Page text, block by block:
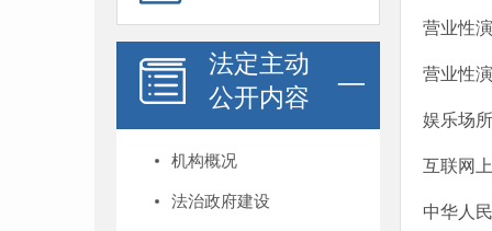
法定主动
公开内容
机构概况
法治政府建设
营业性
营业性
娱乐场
互联网
中华人